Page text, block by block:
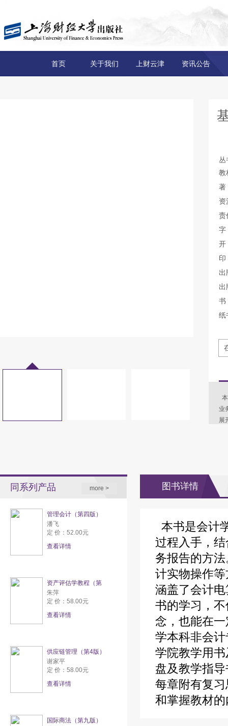
首页 关于我们 上财云津 资讯公告
丛
教
著
资
责
出
出
纸
业
展
同系列产品 more >
管理会计（第四版）
潘飞
定 价：52.00元
查看详情
资产评估学教程（第
朱萍
定 价：58.00元
查看详情
供应链管理（第4版）
谢家平
定 价：58.00元
查看详情
国际商法（第九版）
图书详情
本书是会计
过程入手，
务报告的方
计实物操作
涵盖了会计
书的学习，
念，也能在
学本科非会
学院教学用
盘及教学指
每章附有复
和掌握教材